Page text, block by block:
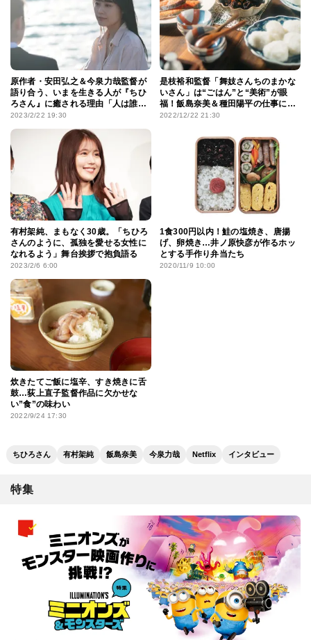
原作者・安田弘之＆今泉力哉監督が
語り合う、いまを生きる人が『ちひ
ろさん』に癒される理由「人は誰も
が“見抜かれたい”」
2023/2/22 19:30
是枝裕和監督「舞妓さんちのまかな
いさん」は“ごはん”と“美術”が眼
福！飯島奈美＆種田陽平の仕事に迫
る
2022/12/22 21:30
有村架純、まもなく30歳。「ちひろ
さんのように、孤独を愛せる女性に
なれるよう」舞台挨拶で抱負語る
2023/2/6 6:00
1食300円以内！鮭の塩焼き、唐揚
げ、卵焼き…井ノ原快彦が作るホッ
とする手作り弁当たち
2020/11/9 10:00
炊きたてご飯に塩辛、すき焼きに舌
鼓…荻上直子監督作品に欠かせな
い”食”の味わい
2022/9/24 17:30
ちひろさん 有村架純 飯島奈美 今泉力哉 Netflix インタビュー
特集